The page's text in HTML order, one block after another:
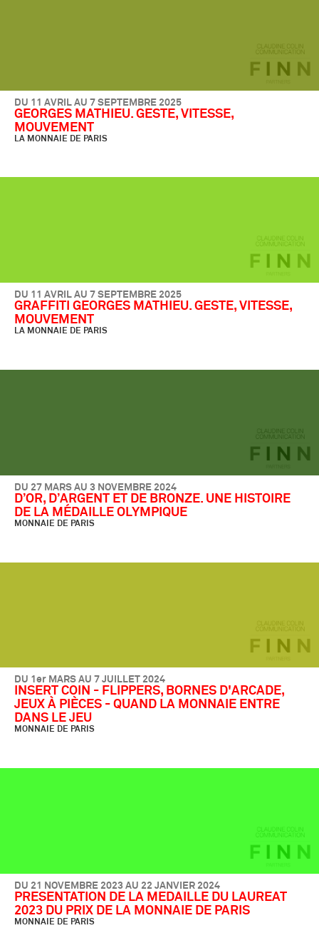
DU 11 AVRIL AU 7 SEPTEMBRE 2025
GEORGES MATHIEU. GESTE, VITESSE,
MOUVEMENT
LA MONNAIE DE PARIS
DU 11 AVRIL AU 7 SEPTEMBRE 2025
GRAFFITI GEORGES MATHIEU. GESTE, VITESSE,
MOUVEMENT
LA MONNAIE DE PARIS
DU 27 MARS AU 3 NOVEMBRE 2024
D’OR, D’ARGENT ET DE BRONZE. UNE HISTOIRE
DE LA MÉDAILLE OLYMPIQUE
MONNAIE DE PARIS
DU 1er MARS AU 7 JUILLET 2024
INSERT COIN - FLIPPERS, BORNES D'ARCADE,
JEUX À PIÈCES - QUAND LA MONNAIE ENTRE
DANS LE JEU
MONNAIE DE PARIS
DU 21 NOVEMBRE 2023 AU 22 JANVIER 2024
PRESENTATION DE LA MEDAILLE DU LAUREAT
2023 DU PRIX DE LA MONNAIE DE PARIS
MONNAIE DE PARIS